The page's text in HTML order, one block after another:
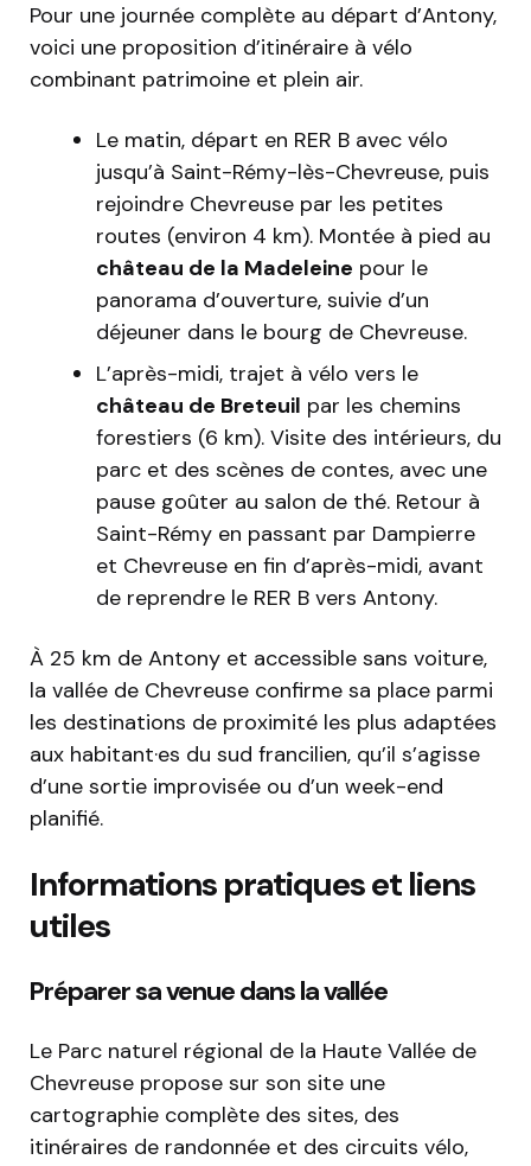
Pour une journée complète au départ d’Antony,
voici une proposition d’itinéraire à vélo
combinant patrimoine et plein air.
Le matin, départ en RER B avec vélo
jusqu’à Saint-Rémy-lès-Chevreuse, puis
rejoindre Chevreuse par les petites
routes (environ 4 km). Montée à pied au
château de la Madeleine pour le
panorama d’ouverture, suivie d’un
déjeuner dans le bourg de Chevreuse.
L’après-midi, trajet à vélo vers le
château de Breteuil par les chemins
forestiers (6 km). Visite des intérieurs, du
parc et des scènes de contes, avec une
pause goûter au salon de thé. Retour à
Saint-Rémy en passant par Dampierre
et Chevreuse en fin d’après-midi, avant
de reprendre le RER B vers Antony.
À 25 km de Antony et accessible sans voiture,
la vallée de Chevreuse confirme sa place parmi
les destinations de proximité les plus adaptées
aux habitant·es du sud francilien, qu’il s’agisse
d’une sortie improvisée ou d’un week-end
planifié.
Informations pratiques et liens
utiles
Préparer sa venue dans la vallée
Le Parc naturel régional de la Haute Vallée de
Chevreuse propose sur son site une
cartographie complète des sites, des
itinéraires de randonnée et des circuits vélo,